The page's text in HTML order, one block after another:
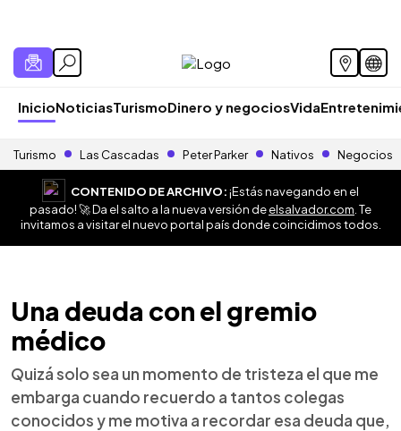
InicioNoticiasTurismoDinero y negociosVida
Turismo Las Cascadas Peter Parker Nativos Negocios
CONTENIDO DE ARCHIVO:¡Estás navegando en el
pasado! 🚀 Da el salto a la nueva versión deelsalvador.com . Te
invitamos a visitar el nuevo portal país donde coincidimos todos.
Una deuda con el gremio
médico
Quizá solo sea un momento de tristeza el que me
embarga cuando recuerdo a tantos colegas
conocidos y me motiva a recordar esa deuda que,